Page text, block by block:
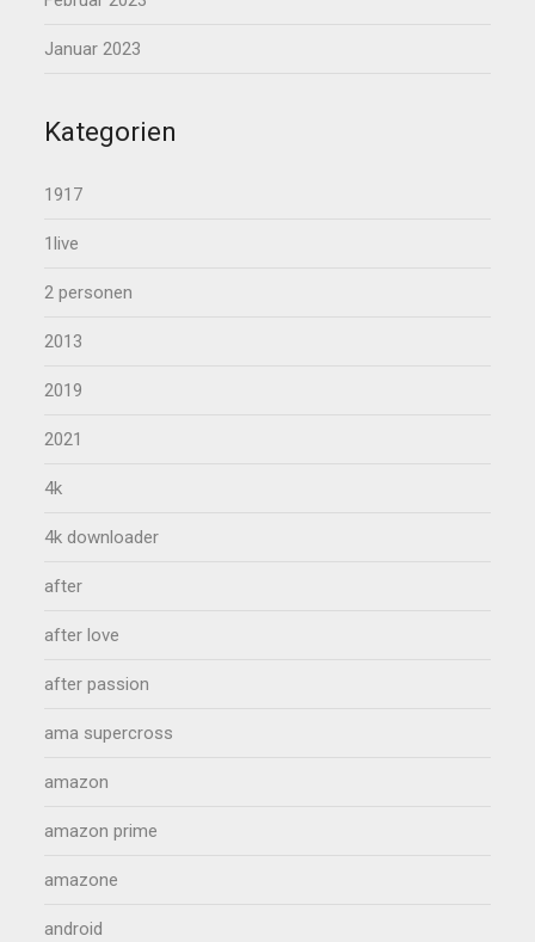
Januar 2023
Kategorien
1917
1live
2 personen
2013
2019
2021
4k
4k downloader
after
after love
after passion
ama supercross
amazon
amazon prime
amazone
android